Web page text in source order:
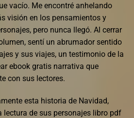
vacío. Me encontré anhelando
visión en los pensamientos y
pero nunca llegó. Al cerrar
sentí un abrumador sentido
y sus viajes, un testimonio de la
ebook gratis narrativa que
con sus lectores.
esta historia de Navidad,
lectura de sus personajes libro pdf